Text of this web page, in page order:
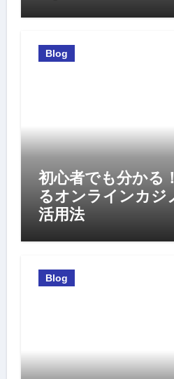
Blog
初心者でも分かる
るオンラインカジ
活用法
Blog